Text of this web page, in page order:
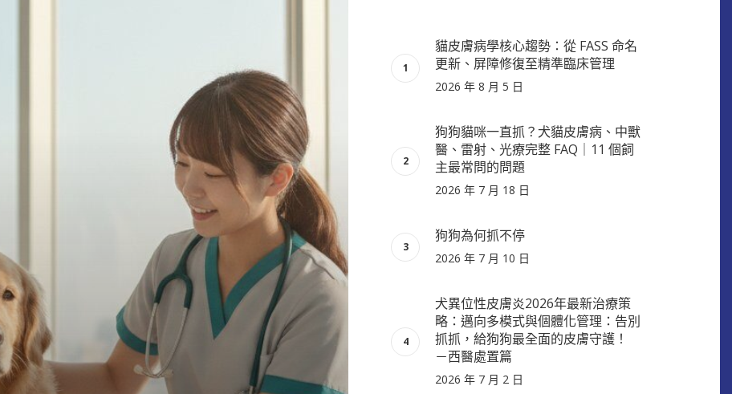
貓皮膚病學核心趨勢：從 FASS 命名
更新、屏障修復至精準臨床管理
2026 年 8 月 5 日
狗狗貓咪一直抓？犬貓皮膚病、中獸
醫、雷射、光療完整 FAQ｜11 個飼
主最常問的問題
2026 年 7 月 18 日
狗狗為何抓不停
2026 年 7 月 10 日
犬異位性皮膚炎2026年最新治療策
略：邁向多模式與個體化管理：告別
抓抓，給狗狗最全面的皮膚守護！
－西醫處置篇
2026 年 7 月 2 日